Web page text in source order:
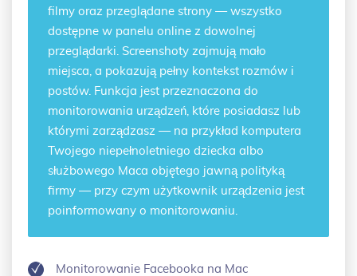
filmy oraz przeglądane strony — wszystko
dostępne w panelu online z dowolnej
przeglądarki. Screenshoty zajmują mało
miejsca, a pokazują pełny kontekst rozmów i
postów. Funkcja jest przeznaczona do
monitorowania urządzeń, które posiadasz lub
którymi zarządzasz — na przykład komputera
Twojego niepełnoletniego dziecka albo
służbowego Maca objętego jawną polityką
firmy — przy czym użytkownik urządzenia jest
poinformowany o monitorowaniu.
Monitorowanie Facebooka na Mac